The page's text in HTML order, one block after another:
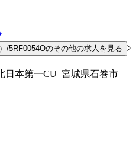
/5RF0054Oのその他の求人を見る
本第一CU_宮城県石巻市